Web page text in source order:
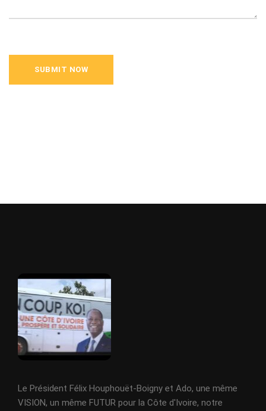
Le Président Félix Houphouët-Boigny et Ado, une même
VISION, un même FUTUR pour la Côte d'Ivoire, notre